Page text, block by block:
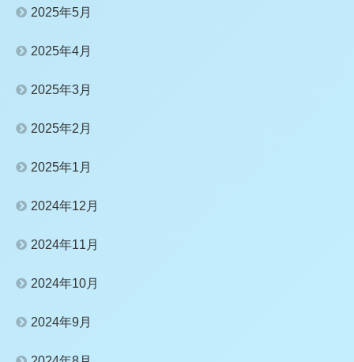
2025年5月
2025年4月
2025年3月
2025年2月
2025年1月
2024年12月
2024年11月
2024年10月
2024年9月